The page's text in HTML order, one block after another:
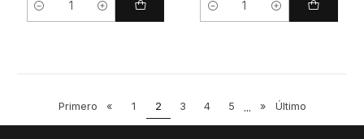
Cantidad Cantidad
Primero « 1 2 3 4 5 ... » Último